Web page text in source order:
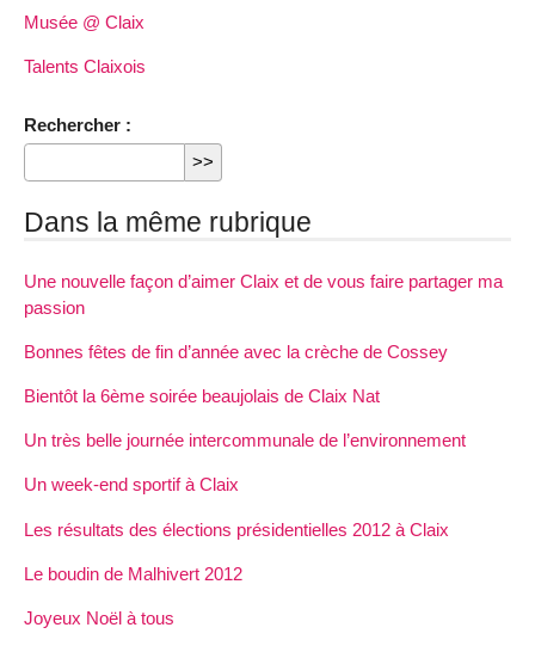
Musée @ Claix
Talents Claixois
Rechercher :
Dans la même rubrique
Une nouvelle façon d’aimer Claix et de vous faire partager ma
passion
Bonnes fêtes de fin d’année avec la crèche de Cossey
Bientôt la 6ème soirée beaujolais de Claix Nat
Un très belle journée intercommunale de l’environnement
Un week-end sportif à Claix
Les résultats des élections présidentielles 2012 à Claix
Le boudin de Malhivert 2012
Joyeux Noël à tous